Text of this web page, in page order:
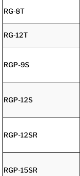
RG-8T
RG-12T
RGP-9S
RGP-12S
RGP-12SR
RGP-15SR